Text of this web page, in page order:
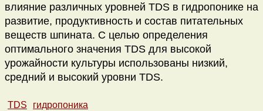
влияние различных уровней TDS в гидропонике на
развитие, продуктивность и состав питательных
веществ шпината. С целью определения
оптимального значения TDS для высокой
урожайности культуры использованы низкий,
средний и высокий уровни TDS.
TDS гидропоника